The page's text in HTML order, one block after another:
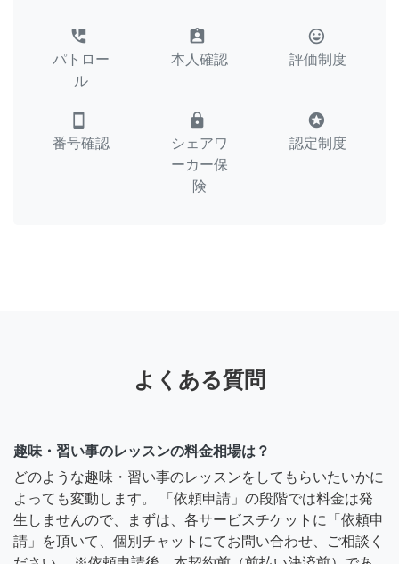
perm_phone_msg
パトロー
ル
assignment_ind
本人確認
tag_faces
評価制度
smartphone
番号確認
lock
シェアワ
ーカー保
険
stars
認定制度
よくある質問
趣味・習い事のレッスンの料金相場は？
どのような趣味・習い事のレッスンをしてもらいたいかに
よっても変動します。 「依頼申請」の段階では料金は発
生しませんので、まずは、各サービスチケットに「依頼申
請」を頂いて、個別チャットにてお問い合わせ、ご相談く